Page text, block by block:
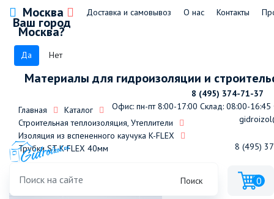
Москва
Ваш город
Москва?
Да Нет
Доставка и самовывоз О нас Контакты
Материалы для гидроизоляции и
8 (495) 374-71-37
Офис: пн-пт 8:00-17:00 Склад: 08:00-16:45
8 (495)
Поиск 0
Главная
Каталог
Строительная теплоизоляция, Утеплители
Изоляция из вспененного каучука K-FLEX
Трубки ST K-FLEX 40мм
Трубка K-FLEX 40x080-2 ST (2м)